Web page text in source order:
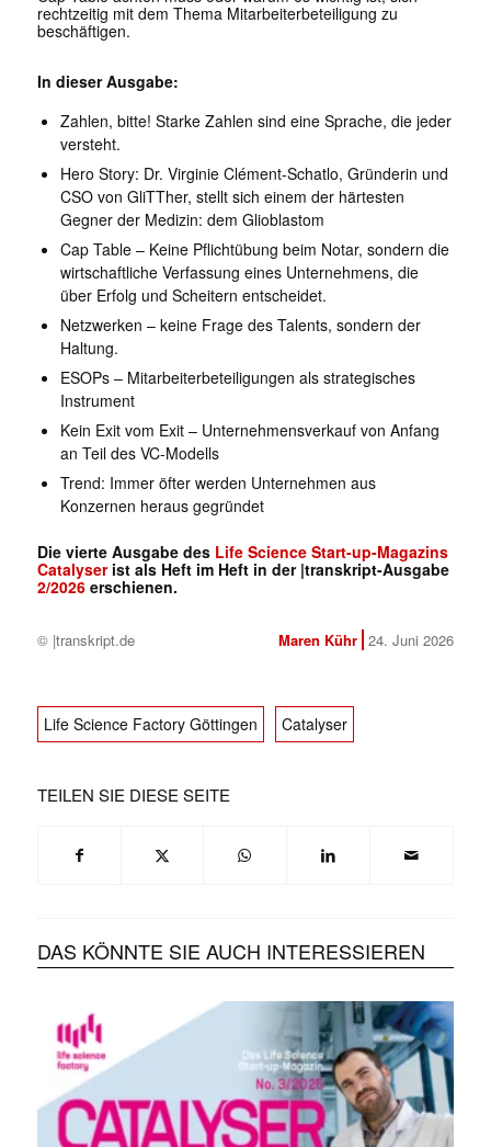
rechtzeitig mit dem Thema Mitarbeiterbeteiligung zu
beschäftigen.
In dieser Ausgabe:
Zahlen, bitte! Starke Zahlen sind eine Sprache, die jeder
versteht.
Hero Story: Dr. Virginie Clément-Schatlo, Gründerin und
CSO von GliTTher, stellt sich einem der härtesten
Gegner der Medizin: dem Glioblastom
Cap Table – Keine Pflichtübung beim Notar, sondern die
wirtschaftliche Verfassung eines Unternehmens, die
über Erfolg und Scheitern entscheidet.
Netzwerken – keine Frage des Talents, sondern der
Haltung.
ESOPs – Mitarbeiterbeteiligungen als strategisches
Instrument
Kein Exit vom Exit – Unternehmensverkauf von Anfang
an Teil des VC-Modells
Trend: Immer öfter werden Unternehmen aus
Konzernen heraus gegründet
Die vierte Ausgabe des Life Science Start-up-Magazins
Catalyserist als Heft im Heft in der |transkript-Ausgabe
2/2026erschienen.
© |transkript.de Maren Kühr 24. Juni 2026
Life Science Factory Göttingen Catalyser
TEILEN SIE DIESE SEITE
DAS KÖNNTE SIE AUCH INTERESSIEREN